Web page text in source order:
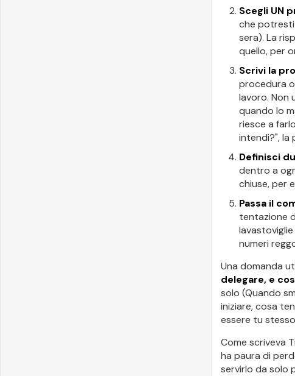
Scegli UN
che potresti
sera). La
quello, per
Scrivi la
procedura
lavoro. Non
quando lo
riesce a
intendi?", la
Definisci
dentro a
chiuse, per
Passa il
tentazione
numeri
Una domanda
delegare, e
solo (Quando
iniziare, cosa
essere tu
Come scriveva
ha paura di
servirlo da solo